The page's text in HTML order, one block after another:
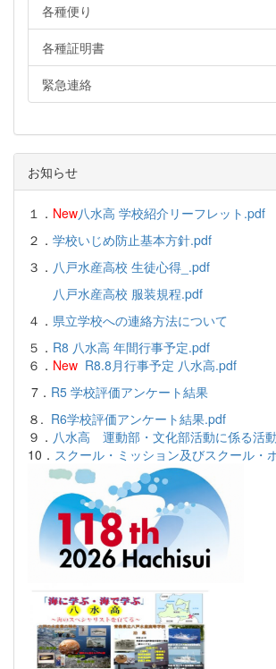
各種便り
各種証明書
緊急連絡
お知らせ
１． New八水高 学校紹介リーフレット.pdf
２． 学校いじめ防止基本方針.pdf
３． 八戸水産高校 生徒心得_.pdf
八戸水産高校 服装規程.pdf
４． 県立学校への連絡方法について
５． R8 八水高 年間行事予定.pdf
６． New R8.8月行事予定 八水高.pdf
7． R5 学校評価アンケート結果
８. R6学校評価アンケート結果.pdf
９． 八水高 運動部・文化部活動に係る活
10． スクール・ミッション及びスクール・